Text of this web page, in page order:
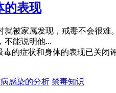
的表现
就被家属发现，戒毒不会很
不能说明他...
毒的症状和身体的表现已关闭
禁毒知识